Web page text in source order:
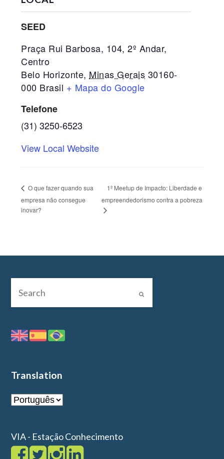
SEED
Praça Rui Barbosa, 104, 2º Andar,
Centro
Belo Horizonte, Minas Gerais 30160-
000 Brasil + Mapa do Google
Telefone
(31) 3250-6523
View Local Website
O que fazer quando sua
empresa não consegue
inovar?
1º Meetup de Impacto: Liberdade e
empreendedorismo contra a pobreza
Translation
VIA - Estação Conhecimento